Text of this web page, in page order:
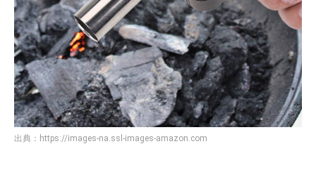
出典： https://images-na.ssl-images-amazon.com